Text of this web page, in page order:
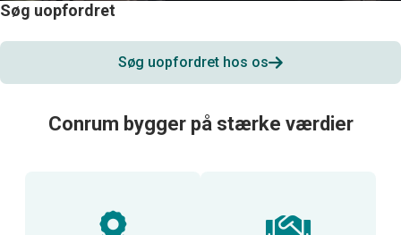
Søg uopfordret
Søg uopfordret hos os
Conrum bygger på stærke værdier